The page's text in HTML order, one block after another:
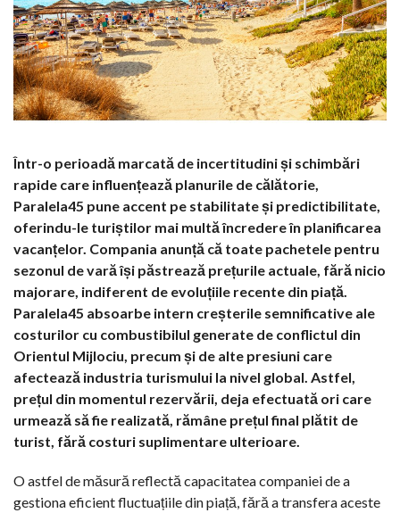
Într-o perioadă marcată de incertitudini și schimbări
rapide care influențează planurile de călătorie,
Paralela45 pune accent pe stabilitate și predictibilitate,
oferindu-le turiștilor mai multă încredere în planificarea
vacanțelor. Compania anunță că toate pachetele pentru
sezonul de vară își păstrează prețurile actuale, fără nicio
majorare, indiferent de evoluțiile recente din piață.
Paralela45 absoarbe intern creșterile semnificative ale
costurilor cu combustibilul generate de conflictul din
Orientul Mijlociu, precum și de alte presiuni care
afectează industria turismului la nivel global. Astfel,
prețul din momentul rezervării, deja efectuată ori care
urmează să fie realizată, rămâne prețul final plătit de
turist, fără costuri suplimentare ulterioare.
O astfel de măsură reflectă capacitatea companiei de a
gestiona eficient fluctuațiile din piață, fără a transfera aceste